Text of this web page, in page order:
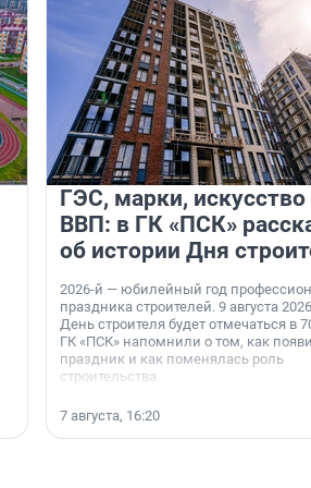
ГЭС, марки, искусство
ВВП: в ГК «ПСК»
об истории Дня
2026-й — юбилейный год
праздника строителей. 9 августа
День строителя будет отмечаться в
ГК «ПСК» напомнили о том, как
праздник и как поменялась роль
строительства.
7 августа, 16:20